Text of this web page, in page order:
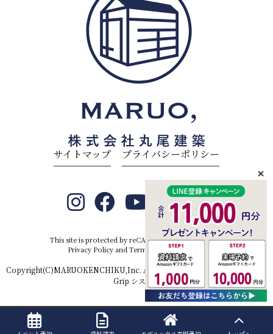
サイトマップ プライバシーポリシー
This site is protected by reCAPTCHA and the Google
Privacy Policyand Terms of Service
Copyright(C)MARUOKENCHIKU,Inc. All rights reserved.Produced by
Grip システム